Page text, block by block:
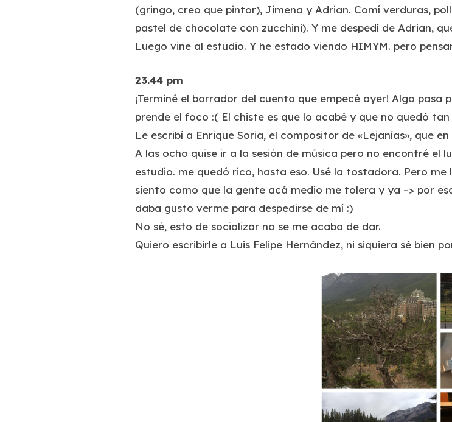
(gringo, creo que pintor), Jimena y Adrian. Comí verduras,
pastel de chocolate con zucchini). Y me despedí de Adrian,
Luego vine al estudio. Y he estado viendo HIMYM. pero
23.44 pm
¡Terminé el borrador del cuento que empecé ayer! Algo
prende el foco :( El chiste es que lo acabé y que no quedó
Le escribí a Enrique Soria, el compositor de «Lejanías», que
A las ocho quise ir a la sesión de música pero no encontré el
estudio. me quedó rico, hasta eso. Usé la tostadora. Pero
siento como que la gente acá medio me tolera y ya –> por
daba gusto verme para despedirse de mí :)
No sé, esto de socializar no se me acaba de dar.
Quiero escribirle a Luis Felipe Hernández, ni siquiera sé bien